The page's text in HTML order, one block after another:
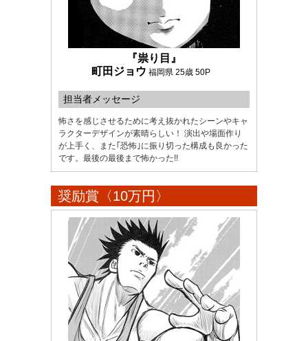
『祟り目』
町田ジョウ 福岡県 25歳 50P
担当者メッセージ
怖さを感じさせるために考え抜かれたシーンやキャ
ラクターデザインが素晴らしい！ 演出や場面作り
が上手く、また｢恐怖｣に振り切った構成も良かった
です。最後の最後まで怖かった!!
奨励賞〈10万円〉